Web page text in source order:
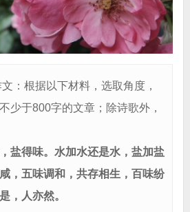
：根据以下材料，选取角度，
少于800字的文章；除诗歌外，
盐得味。水加水还是水，盐加盐
，五味调和，共存相生，百味纷
，人亦然。